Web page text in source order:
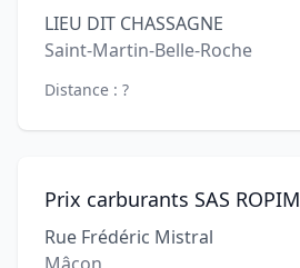
LIEU DIT CHASSAGNE
Saint-Martin-Belle-Roche
Distance : ?
Prix carburants SAS
Rue Frédéric Mistral